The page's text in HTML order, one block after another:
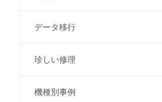
データ移行
珍しい修理
機種別事例